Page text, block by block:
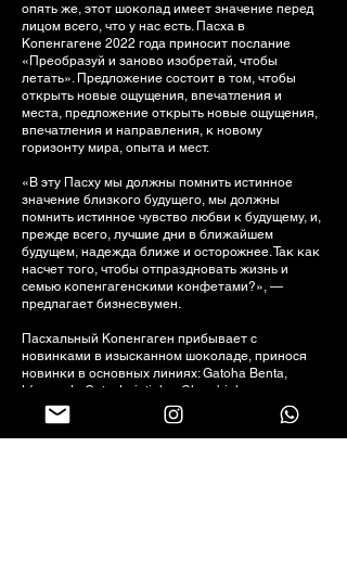
опять же, этот шоколад имеет значение перед
лицом всего, что у нас есть. Пасха в
Копенгагене 2022 года приносит послание
«Преобразуй и заново изобретай, чтобы
летать». Предложение состоит в том, чтобы
открыть новые ощущения, впечатления и
места, предложение открыть новые ощущения,
впечатления и направления, к новому
горизонту мира, опыта и мест.
«В эту Пасху мы должны помнить истинное
значение близкого будущего, мы должны
помнить истинное чувство любви к будущему, и,
прежде всего, лучшие дни в ближайшем
будущем, надежда ближе и осторожнее. Так как
насчет того, чтобы отпраздновать жизнь и
семью копенгагенскими конфетами?», —
предлагает бизнесвумен.
Пасхальный Копенгаген прибывает с
новинками в изысканном шоколаде, принося
новинки в основных линиях: Gatoha Benta,
Língua de Gato, Lajotinha, Chumbinho и другие
классические товары. И это не только яйца,
есть также таблетки, мини-яйца, детская
линия, множество вкусов по ценам на любой